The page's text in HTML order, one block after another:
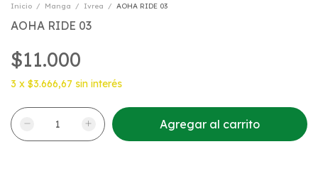
Inicio / Manga / Ivrea / AOHA RIDE 03
AOHA RIDE 03
$11.000
3 x $3.666,67 sin interés